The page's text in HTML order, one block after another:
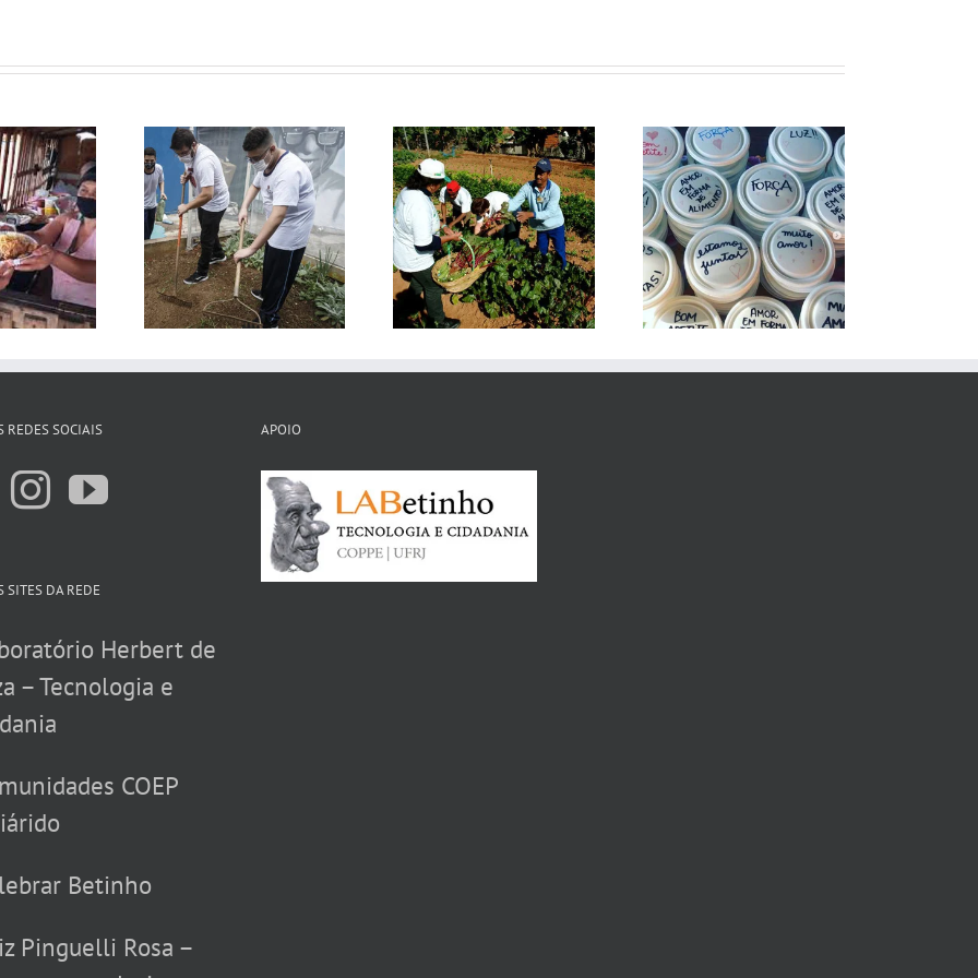
da Quebrada Cidades Sem Fome O Amor Agradece
REDES SOCIAIS
SITES DA REDE
Herbert de
– Tecnologia e
COEP
Betinho
Pinguelli Rosa –
APOIO